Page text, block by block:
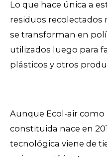
Lo que hace única a
residuos recolectados
se transforman en
utilizados luego para
plásticos y otros
Aunque Ecol-air
constituida nace en
tecnológica viene de